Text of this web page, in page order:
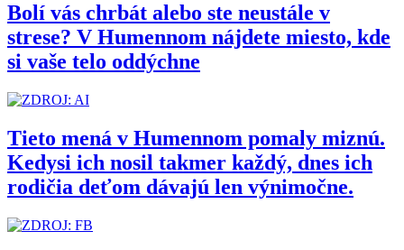
Bolí vás chrbát alebo ste neustále v
strese? V Humennom nájdete miesto, kde
si vaše telo oddýchne
Tieto mená v Humennom pomaly miznú.
Kedysi ich nosil takmer každý, dnes ich
rodičia deťom dávajú len výnimočne.